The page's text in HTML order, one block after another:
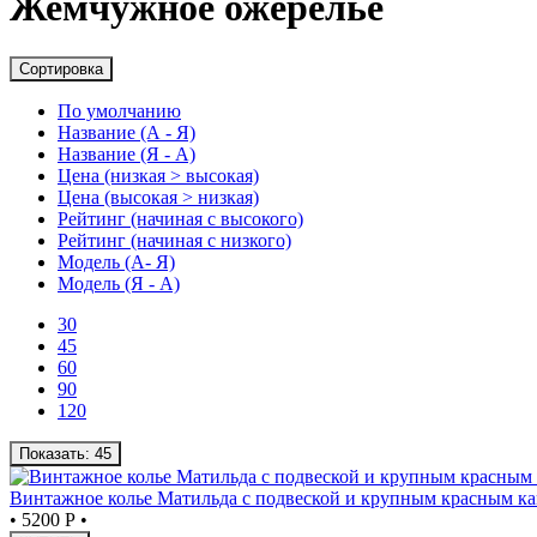
Сортировка
По умолчанию
Название (А - Я)
Название (Я - А)
Цена (низкая > высокая)
Цена (высокая > низкая)
Рейтинг (начиная с высокого)
Рейтинг (начиная с низкого)
Модель (А- Я)
Модель (Я - А)
30
45
60
90
120
Показать: 45
Винтажное колье Матильда с подвеской и крупным красным
• 5200 Р •